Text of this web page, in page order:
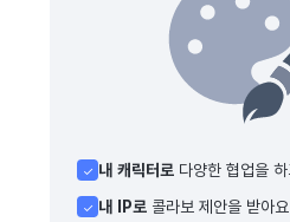
✓ 내 캐릭터로 다양한 협업을
✓ 내 IP로 콜라보 제안을 받아요